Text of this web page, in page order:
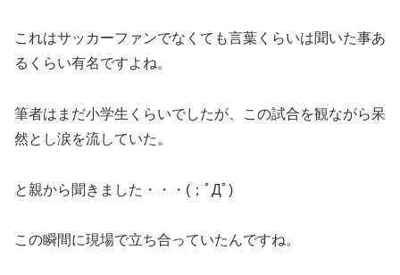
これはサッカーファンでなくても言葉くらいは聞いた事あ
るくらい有名ですよね。
筆者はまだ小学生くらいでしたが、この試合を観ながら呆
然とし涙を流していた。
と親から聞きました・・・(；ﾟДﾟ)
この瞬間に現場で立ち合っていたんですね。